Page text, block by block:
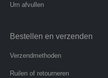
Urn afvullen
Bestellen en verzenden
Verzendmethoden
Ruilen of retourneren